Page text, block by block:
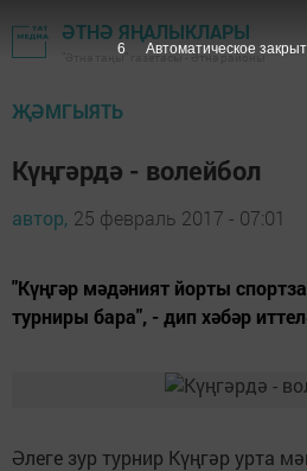
ӘТНӘ ЯҢАЛЫКЛАРЫ
"Әтнә таңы" газетасы - Әтнә районы
ҖӘМГЫЯТЬ
Күңгәрдә - волейбол
автор, 25 февраль 2017 - 07:01
"Күңгәр мәдәният йорты
турниры бара", - дип хәбәр
Әлеге зур турнир Күңгәр урта
5 Автоматическое